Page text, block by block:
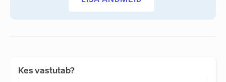
Kes vastutab?